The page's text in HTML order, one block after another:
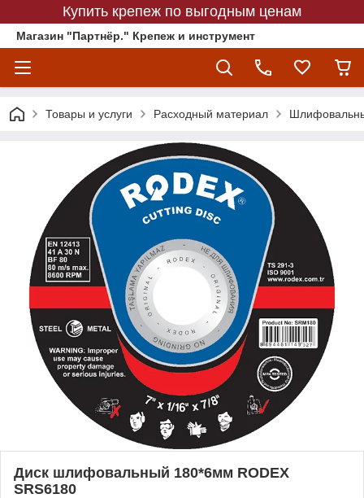
Купить крепеж по выгодным ценам
Магазин "Партнёр." Крепеж и инструмент
Товары и услуги Расходный материал
Диск шлифовальный 180*6мм RODEX
SRS6180